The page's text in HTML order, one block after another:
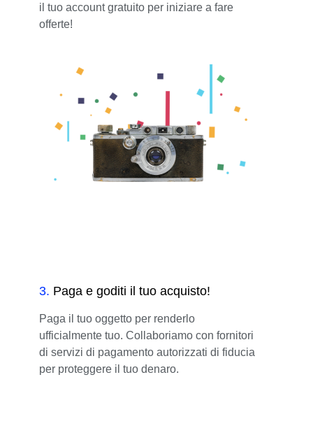
il tuo account gratuito per iniziare a fare
offerte!
3. Paga e goditi il tuo acquisto!
Paga il tuo oggetto per renderlo
ufficialmente tuo. Collaboriamo con fornitori
di servizi di pagamento autorizzati di fiducia
per proteggere il tuo denaro.